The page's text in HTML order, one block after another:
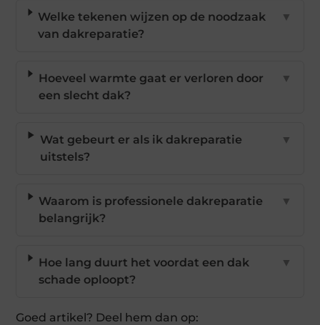
Welke tekenen wijzen op de noodzaak
van dakreparatie?
▼
Hoeveel warmte gaat er verloren door
een slecht dak?
▼
Wat gebeurt er als ik dakreparatie
uitstels?
▼
Waarom is professionele dakreparatie
belangrijk?
▼
Hoe lang duurt het voordat een dak
schade oploopt?
▼
Goed artikel? Deel hem dan op: